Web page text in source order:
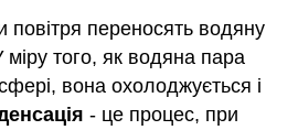
повітря переносять водяну
того, як водяна пара
вона охолоджується і
- це процес, при